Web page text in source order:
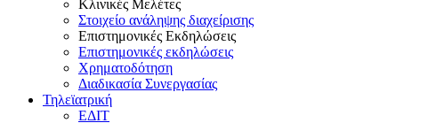
Κλινικές Μελέτες
Στοιχείο ανάληψης διαχείρισης
Επιστημονικές Εκδηλώσεις
Επιστημονικές εκδηλώσεις
Χρηματοδότηση
Διαδικασία Συνεργασίας
Τηλεϊατρική
ΕΔΙΤ